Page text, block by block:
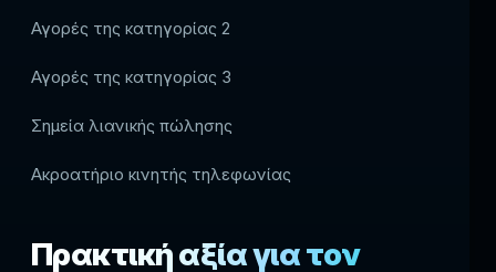
Αγορές της κατηγορίας 2
Αγορές της κατηγορίας 3
Σημεία λιανικής πώλησης
Ακροατήριο κινητής τηλεφωνίας
Πρακτική αξία για τον